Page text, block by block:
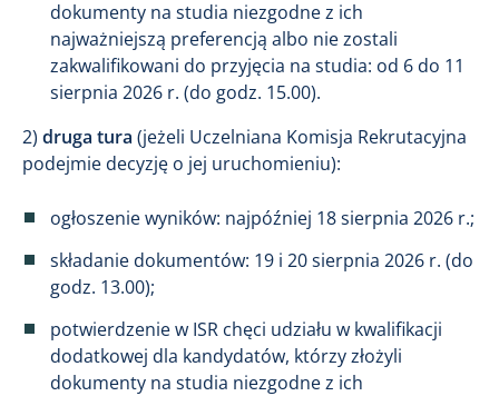
dokumenty na studia niezgodne z ich
najważniejszą preferencją albo nie zostali
zakwalifikowani do przyjęcia na studia: od 6 do 11
sierpnia 2026 r. (do godz. 15.00).
2) druga tura (jeżeli Uczelniana Komisja Rekrutacyjna
podejmie decyzję o jej uruchomieniu):
ogłoszenie wyników: najpóźniej 18 sierpnia 2026 r.;
składanie dokumentów: 19 i 20 sierpnia 2026 r. (do
godz. 13.00);
potwierdzenie w ISR chęci udziału w kwalifikacji
dodatkowej dla kandydatów, którzy złożyli
dokumenty na studia niezgodne z ich